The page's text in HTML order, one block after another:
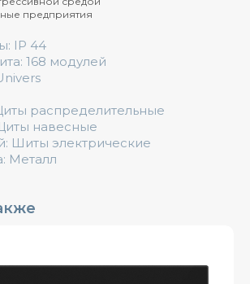
предприятия
IP 44
168 модулей
распределительные
навесные
Шиты электрические
Металл